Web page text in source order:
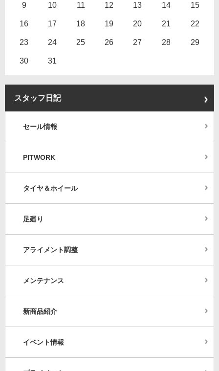
9 10 11 12 13 14 15
16 17 18 19 20 21 22
23 24 25 26 27 28 29
30 31
スタッフ日記
セール情報
PITWORK
タイヤ＆ホイール
足廻り
アライメント調整
メンテナンス
新商品紹介
イベント情報